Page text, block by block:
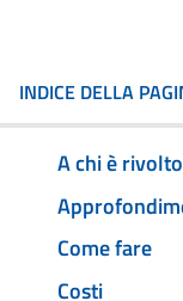
INDICE DELLA
A chi è rivolto
Come fare
Costi